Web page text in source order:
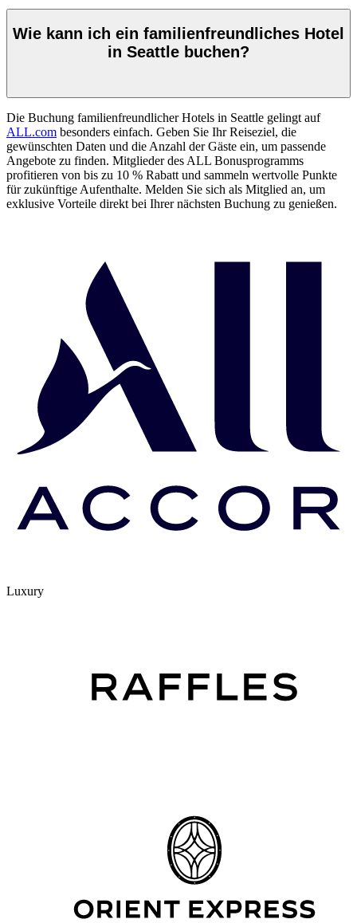
Wie kann ich ein familienfreundliches Hotel
in Seattle buchen?
Die Buchung familienfreundlicher Hotels in Seattle gelingt auf
ALL.com besonders einfach. Geben Sie Ihr Reiseziel, die
gewünschten Daten und die Anzahl der Gäste ein, um passende
Angebote zu finden. Mitglieder des ALL Bonusprogramms
profitieren von bis zu 10 % Rabatt und sammeln wertvolle Punkte
für zukünftige Aufenthalte. Melden Sie sich als Mitglied an, um
exklusive Vorteile direkt bei Ihrer nächsten Buchung zu genießen.
Luxury